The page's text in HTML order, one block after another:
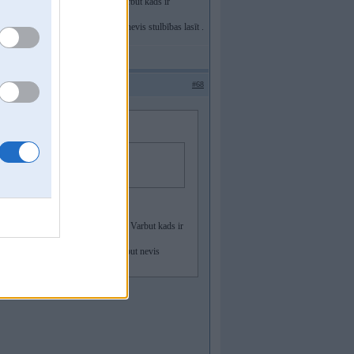
citu viedokļus kas tas varetu but nevis stulbības lasīt .
#68
, lai esmu lietas kursā . Varbut kads ir
citu viedokļus kas tas varetu but nevis